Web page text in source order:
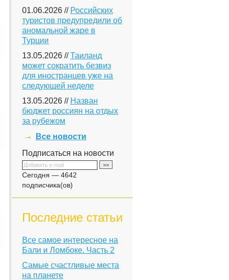
01.06.2026 // Российских
туристов предупредили об
аномальной жаре в
Турции
13.05.2026 //Таиланд
может сократить безвиз
для иностранцев уже на
следующей неделе
13.05.2026 // Назван
бюджет россиян на отдых
за рубежом
Все новости
Подписаться на новости
Сегодня — 4642
подписчика(ов)
Последние статьи
Все самое интересное на
Бали и Ломбоке. Часть 2
Самые счастливые места
на планете